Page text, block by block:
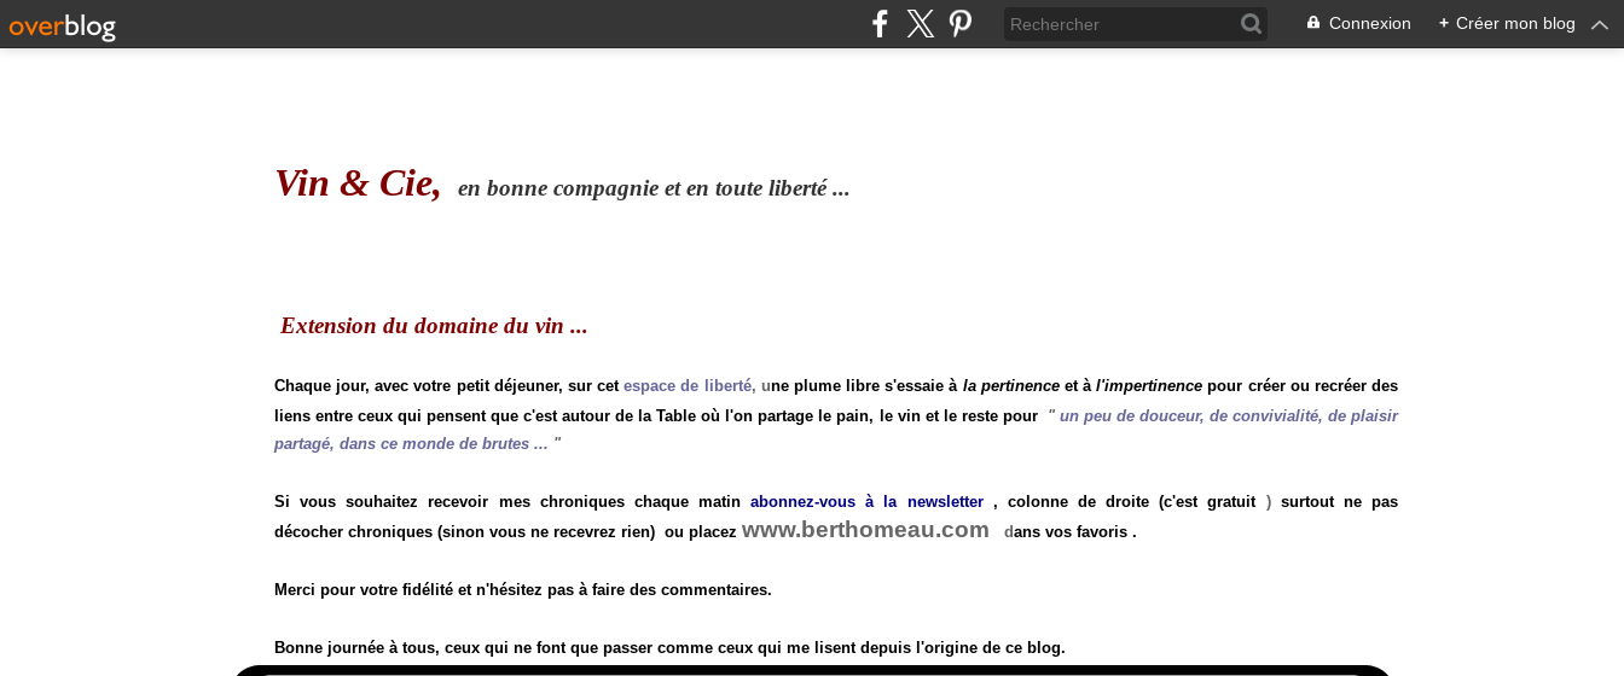
Connexion + Créer mon blog
Vin & Cie, en bonne compagnie et en toute liberté ...
Extension du domaine du vin ...
Chaque jour, avec votre petit déjeuner, sur cetespace de liberté, une plume libre s'essaie à la pertinenceet àl'impertinence pour créer ou recréer des
liens entre ceux qui pensent que c'est autour de la Table où l'on partage le pain, le vin et le reste pour "un peu de douceur, de convivialité, de plaisir
partagé, dans ce monde de brutes ... "
Si vous souhaitez recevoir mes chroniques chaque matinabonnez-vous à la newsletter, colonne de droite (c'est gratuit) surtout ne pas
décocher chroniques (sinon vous ne recevrez rien) ou placez www.berthomeau.com dans vos favoris .
Merci pour votre fidélité et n'hésitez pas à faire des commentaires.
Bonne journée à tous, ceux qui ne font que passer comme ceux qui me lisent depuis l'origine de ce blog.